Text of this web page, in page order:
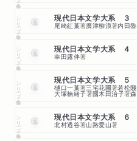
シリーズ・全集 現代日本文学大系 ３
尾崎紅葉著廣津柳浪著内田魯
シリーズ・全集 現代日本文学大系 ４
幸田露伴著
シリーズ・全集 現代日本文学大系 ５
樋口一葉著三宅花圃著若松
大塚楠緒子著國木田治子著
シリーズ・全集 現代日本文学大系 ６
北村透谷著山路愛山著